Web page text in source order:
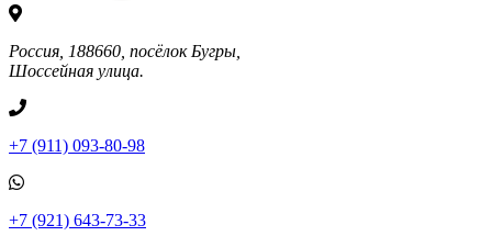
Россия, 188660, посёлок Бугры,
Шоссейная улица.
+7 (911) 093-80-98
+7 (921) 643-73-33